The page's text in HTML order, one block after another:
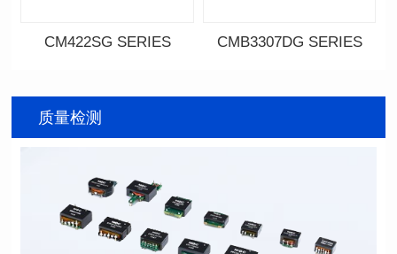
系列名称: CM422SG 系列
应用类型: Telecom
长（mm): 9.0
宽(mm): 6.4
高（mm): 5
电感值(μH): 470~7200
CM422SG SERIES
长（mm): 40.0
宽(mm): 40.0
CMB3307DG SERIES
质量检测